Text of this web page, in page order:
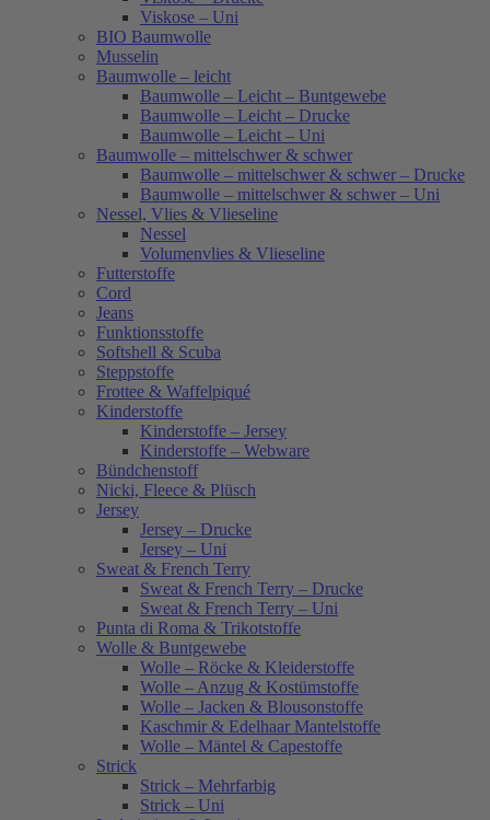
Viskose – Uni
BIO Baumwolle
Musselin
Baumwolle – leicht
Baumwolle – Leicht – Buntgewebe
Baumwolle – Leicht – Drucke
Baumwolle – Leicht – Uni
Baumwolle – mittelschwer & schwer
Baumwolle – mittelschwer & schwer – Drucke
Baumwolle – mittelschwer & schwer – Uni
Nessel, Vlies & Vlieseline
Nessel
Volumenvlies & Vlieseline
Futterstoffe
Cord
Jeans
Funktionsstoffe
Softshell & Scuba
Steppstoffe
Frottee & Waffelpiqué
Kinderstoffe
Kinderstoffe – Jersey
Kinderstoffe – Webware
Bündchenstoff
Nicki, Fleece & Plüsch
Jersey
Jersey – Drucke
Jersey – Uni
Sweat & French Terry
Sweat & French Terry – Drucke
Sweat & French Terry – Uni
Punta di Roma & Trikotstoffe
Wolle & Buntgewebe
Wolle – Röcke & Kleiderstoffe
Wolle – Anzug & Kostümstoffe
Wolle – Jacken & Blousonstoffe
Kaschmir & Edelhaar Mantelstoffe
Wolle – Mäntel & Capestoffe
Strick
Strick – Mehrfarbig
Strick – Uni